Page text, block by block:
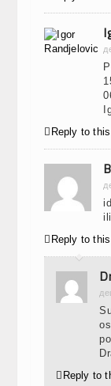
 Reply to
 Reply to
 Reply to